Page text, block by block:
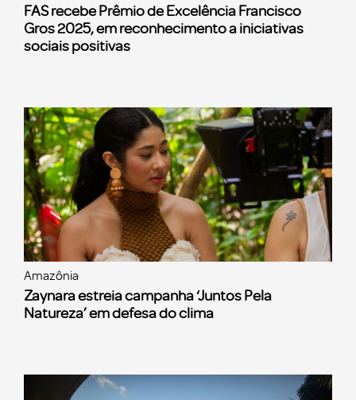
FAS recebe Prêmio de Excelência Francisco
Gros 2025, em reconhecimento a iniciativas
sociais positivas
Amazônia
Zaynara estreia campanha ‘Juntos Pela
Natureza’ em defesa do clima